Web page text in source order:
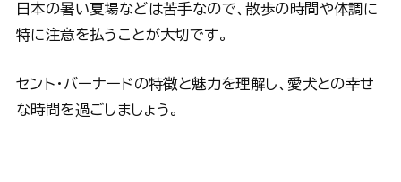
日本の暑い夏場などは苦手なので、散歩の時間や体調に
特に注意を払うことが大切です。
セント・バーナードの特徴と魅力を理解し、愛犬との幸せ
な時間を過ごしましょう。